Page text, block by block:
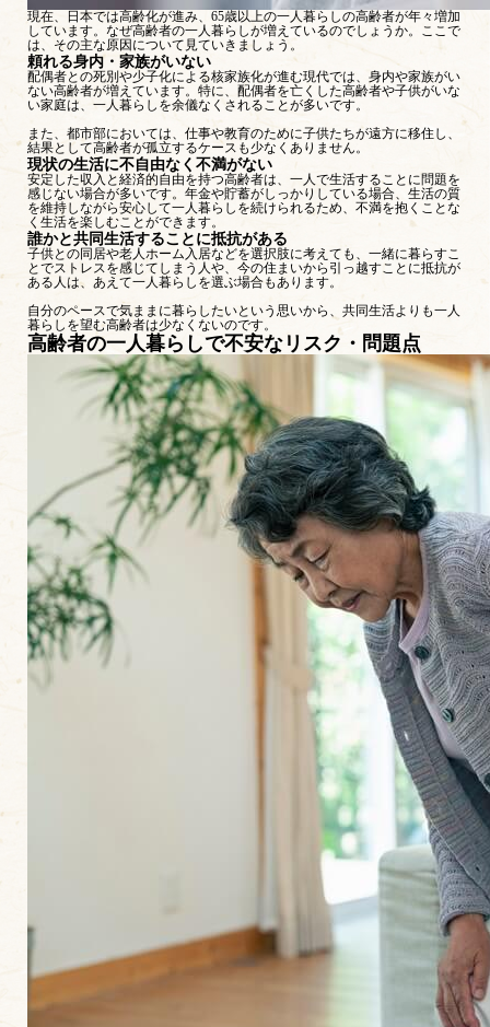
現在、日本では高齢化が進み、65歳以上の一人暮らしの高齢者が年々増加
しています。なぜ高齢者の一人暮らしが増えているのでしょうか。ここで
は、その主な原因について見ていきましょう。
頼れる身内・家族がいない
配偶者との死別や少子化による核家族化が進む現代では、身内や家族がい
ない高齢者が増えています。特に、配偶者を亡くした高齢者や子供がいな
い家庭は、一人暮らしを余儀なくされることが多いです。
また、都市部においては、仕事や教育のために子供たちが遠方に移住し、
結果として高齢者が孤立するケースも少なくありません​​。
現状の生活に不自由なく不満がない
安定した収入と経済的自由を持つ高齢者は、一人で生活することに問題を
感じない場合が多いです。年金や貯蓄がしっかりしている場合、生活の質
を維持しながら安心して一人暮らしを続けられるため、不満を抱くことな
く生活を楽しむことができます​​。
誰かと共同生活することに抵抗がある
子供との同居や老人ホーム入居などを選択肢に考えても、一緒に暮らすこ
とでストレスを感じてしまう人や、今の住まいから引っ越すことに抵抗が
ある人は、あえて一人暮らしを選ぶ場合もあります。
自分のペースで気ままに暮らしたいという思いから、共同生活よりも一人
暮らしを望む高齢者は少なくないのです。
高齢者の一人暮らしで不安なリスク・問題点